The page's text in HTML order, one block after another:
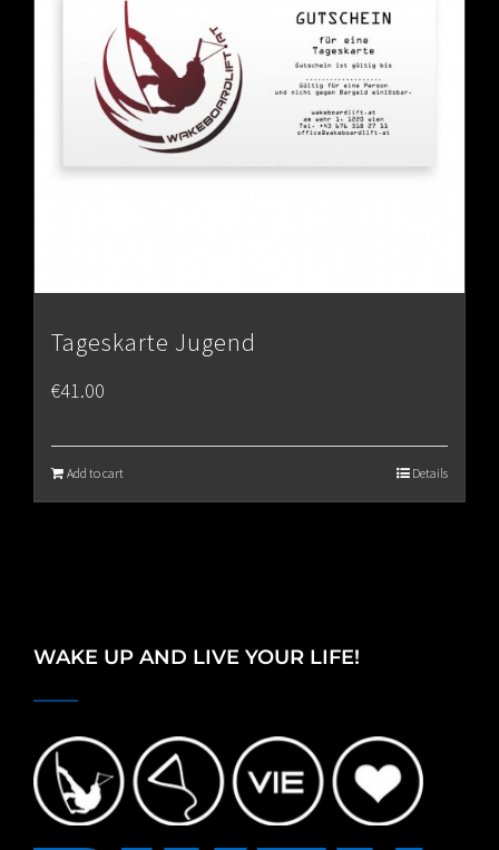
Tageskarte Jugend
€41.00
Add to cart Details
WAKE UP AND LIVE YOUR LIFE!